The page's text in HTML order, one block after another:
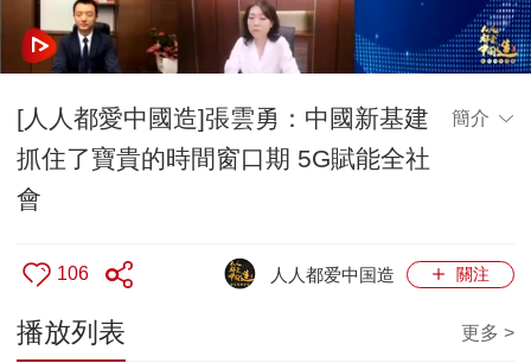
[人人都愛中國造]張雲勇：中國新基建
抓住了寶貴的時間窗口期 5G賦能全社
會
簡介
106 關注
人人都爱中国造
播放列表 更多 >